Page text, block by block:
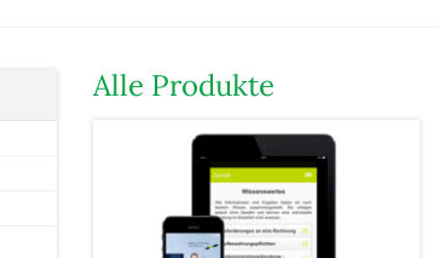
Alle Produkte